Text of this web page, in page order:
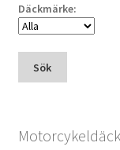
Däckmärke:
Sök